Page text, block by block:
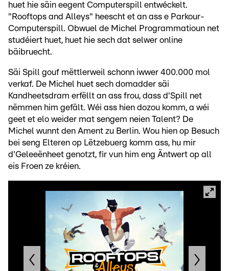
huet hie säin eegent Computerspill entwéckelt.
"Rooftops and Alleys" heescht et an ass e Parkour-
Computerspill. Obwuel de Michel Programmatioun net
studéiert huet, huet hie sech dat selwer online
bäibruecht.
Säi Spill gouf mëttlerweil schonn iwwer 400.000 mol
verkaf. De Michel huet sech domadder säi
Kandheetsdram erfëllt an ass frou, dass d'Spill net
nëmmen him gefält. Wéi ass hien dozou komm, a wéi
geet et elo weider mat sengem neien Talent? De
Michel wunnt den Ament zu Berlin. Wou hien op Besuch
bei seng Elteren op Lëtzebuerg komm ass, hu mir
d'Geleeënheet genotzt, fir vun him eng Äntwert op all
eis Froen ze kréien.